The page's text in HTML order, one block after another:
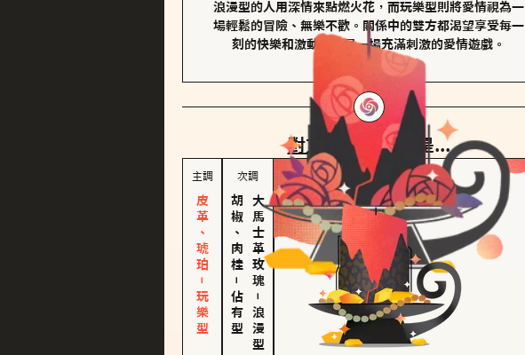
浪漫型的人用深情來點燃火花，而玩樂型則將愛情視為一
場輕鬆的冒險、無樂不歡。關係中的雙方都渴望享受每一
刻的快樂和激動，像是一場充滿刺激的愛情遊戲。
對方 的主調蠟燭是...
主調
皮革、琥珀－玩樂型
次調
胡椒、肉桂
－
佔有型
大馬士革玫瑰
－
浪漫型